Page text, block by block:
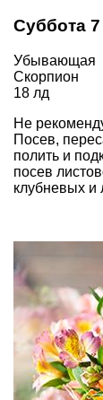
Суббота
Убывающая
Скорпион
18 лд
Не
Посев,
полить и
посев
клубневых и